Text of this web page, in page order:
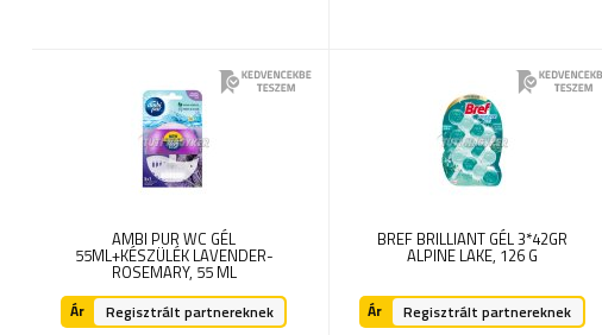
AMBI PUR WC GÉL
55ML+KÉSZÜLÉK LAVENDER-
ROSEMARY, 55 ML
Ár Regisztrált partnereknek
BREF BRILLIANT GÉL 3*42GR
ALPINE LAKE, 126 G
Ár Regisztrált partnereknek